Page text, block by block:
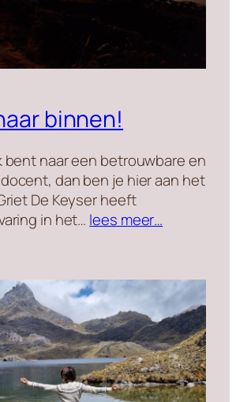
binnen!
bent naar een betrouwbare en
dan ben je hier aan het
De Keyser heeft
in het… lees meer…